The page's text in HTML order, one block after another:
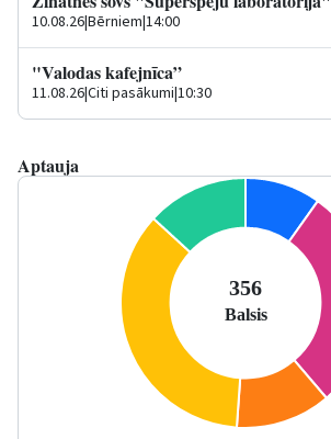
10.08.26|Bērniem|14:00
"Valodas kafejnīca”
11.08.26|Citi pasākumi|10:30
Aptauja